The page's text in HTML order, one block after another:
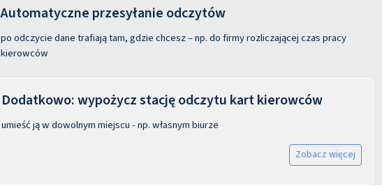
Automatyczne przesyłanie odczytów
po odczycie dane trafiają tam, gdzie chcesz – np. do firmy rozliczającej czas pracy
kierowców
Dodatkowo: wypożycz stację odczytu kart kierowców
umieść ją w dowolnym miejscu - np. własnym biurze
Zobacz więcej